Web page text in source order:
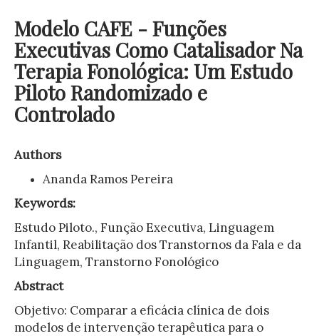
Modelo CAFE - Funções
Executivas Como Catalisador Na
Terapia Fonológica: Um Estudo
Piloto Randomizado e
Controlado
Authors
Ananda Ramos Pereira
Keywords:
Estudo Piloto., Função Executiva, Linguagem
Infantil, Reabilitação dos Transtornos da Fala e da
Linguagem, Transtorno Fonológico
Abstract
Objetivo: Comparar a eficácia clínica de dois
modelos de intervenção terapêutica para o